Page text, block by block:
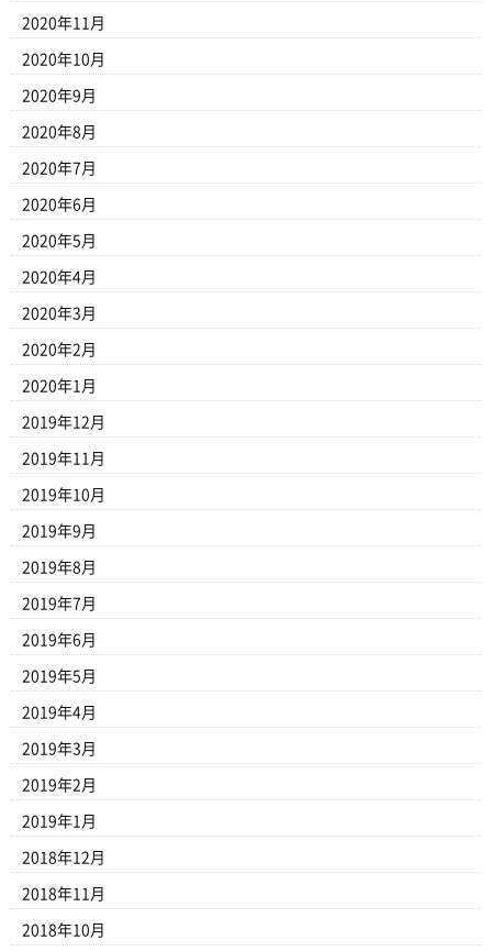
2020年11月
2020年10月
2020年9月
2020年8月
2020年7月
2020年6月
2020年5月
2020年4月
2020年3月
2020年2月
2020年1月
2019年12月
2019年11月
2019年10月
2019年9月
2019年8月
2019年7月
2019年6月
2019年5月
2019年4月
2019年3月
2019年2月
2019年1月
2018年12月
2018年11月
2018年10月